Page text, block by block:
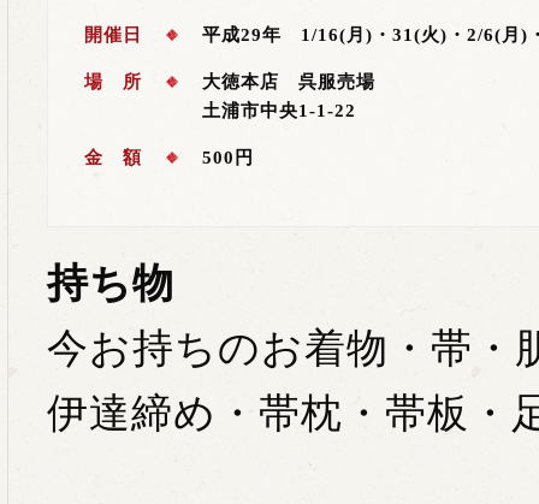
開催日 平成29年 1/16(月)・31(火)・2/6(月)
場 所
大徳本店 呉服売場
土浦市中央1-1-22
金 額 500円
持ち物
今お持ちのお着物・帯・
伊達締め・帯枕・帯板・